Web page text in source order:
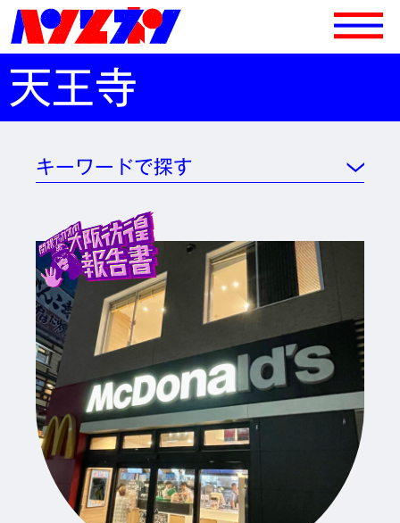
天王寺
キーワードで探す